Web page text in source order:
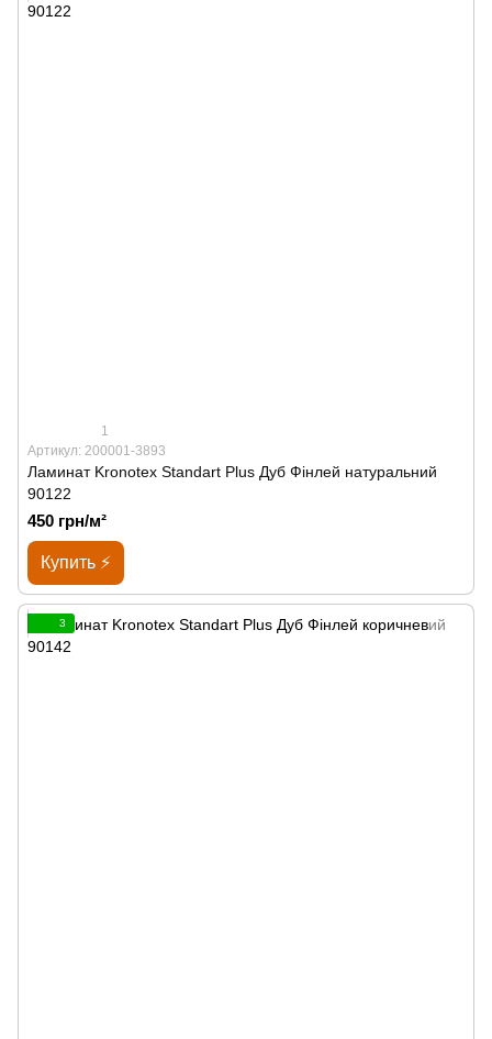
1
Артикул: 200001-3893
Ламинат Kronotex Standart Plus Дуб Фінлей натуральний
90122
450 грн/м²
Купить ⚡
3